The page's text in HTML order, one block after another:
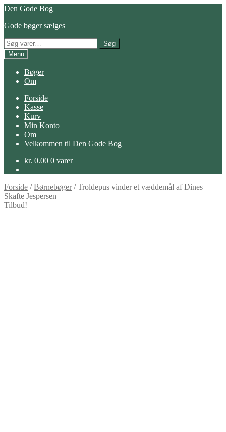
Spring
navigation
Spring
indhold
Den Gode Bog
Gode bøger sælges
Søg
efter:
Søg
Menu
Bøger
Om
Forside
Kasse
Kurv
Min Konto
Om
Velkommen til Den Gode Bog
kr. 0.00 0 varer
Forside /Børnebøger/Troldepus vinder et væddemål af Dines
Skafte Jespersen
Tilbud!